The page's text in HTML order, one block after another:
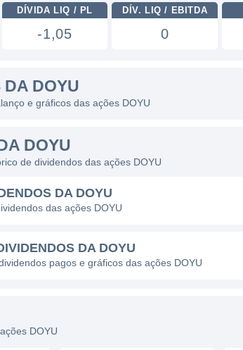
DÍVIDA LIQ / PL
-1,05
DÍV. LIQ / EBITDA
0
DA DOYU
e gráficos das ações DOYU
DOYU
de dividendos das ações DOYU
DA DOYU
das ações DOYU
DA DOYU
pagos e gráficos das ações DOYU
DOYU